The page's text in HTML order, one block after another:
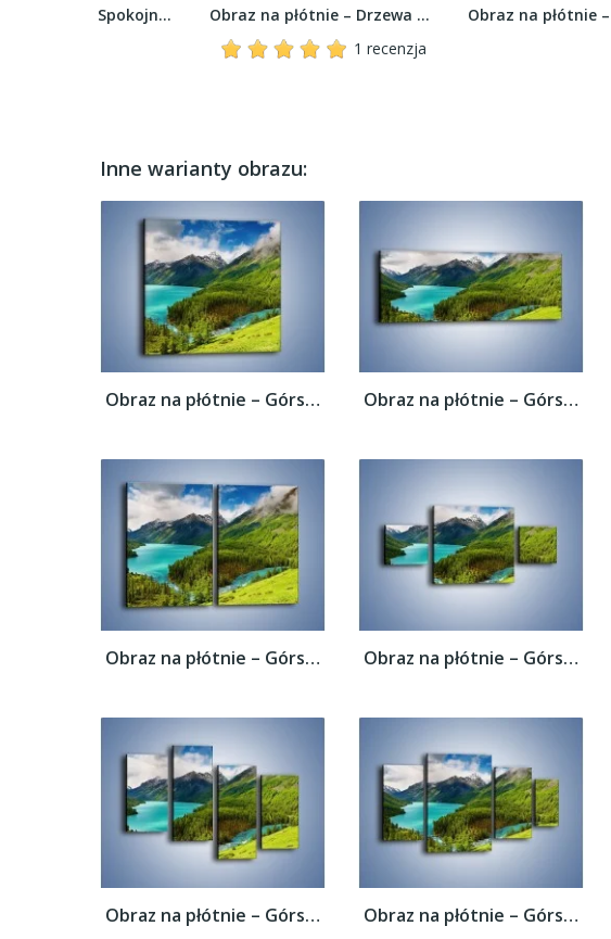
Obraz na płótnie – Drzewa bez niczego –...
1 recenzja
Obraz na płótnie – Pomarańcz i czerwień na...
Inne warianty obrazu:
Obraz na płótnie – Górski krajobraz wiosną... Obraz na płótnie – Górski krajobraz wiosną...
Obraz na płótnie – Górski krajobraz wiosną... Obraz na płótnie – Górski krajobraz wiosną...
Obraz na płótnie – Górski krajobraz wiosną... Obraz na płótnie – Górski krajobraz wiosną...